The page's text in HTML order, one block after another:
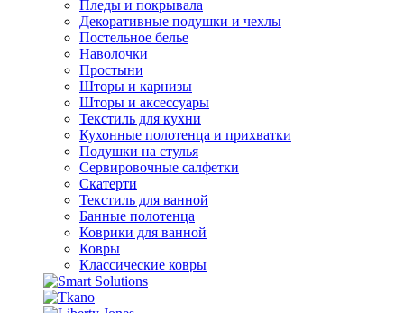
Пледы и покрывала
Декоративные подушки и чехлы
Постельное белье
Наволочки
Простыни
Шторы и карнизы
Шторы и аксессуары
Текстиль для кухни
Кухонные полотенца и прихватки
Подушки на стулья
Сервировочные салфетки
Скатерти
Текстиль для ванной
Банные полотенца
Коврики для ванной
Ковры
Классические ковры